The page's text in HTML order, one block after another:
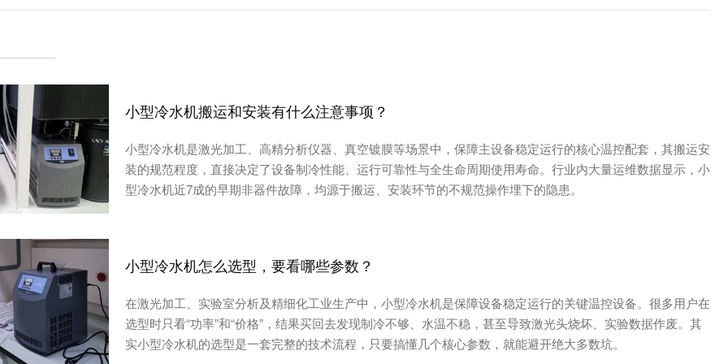
小型冷水机搬运和安装有什么注意事项？
小型冷水机是激光加工、高精分析仪器、真空镀膜等场景中，保障主设备稳定运行的核心温控配套，其搬运安
装的规范程度，直接决定了设备制冷性能、运行可靠性与全生命周期使用寿命。行业内大量运维数据显示，小
型冷水机近7成的早期非器件故障，均源于搬运、安装环节的不规范操作埋下的隐患。
小型冷水机怎么选型，要看哪些参数？
在激光加工、实验室分析及精细化工业生产中，小型冷水机是保障设备稳定运行的关键温控设备。很多用户在
选型时只看“功率”和“价格”，结果买回去发现制冷不够、水温不稳，甚至导致激光头烧坏、实验数据作废。其
实小型冷水机的选型是一套完整的技术流程，只要搞懂几个核心参数，就能避开绝大多数坑。